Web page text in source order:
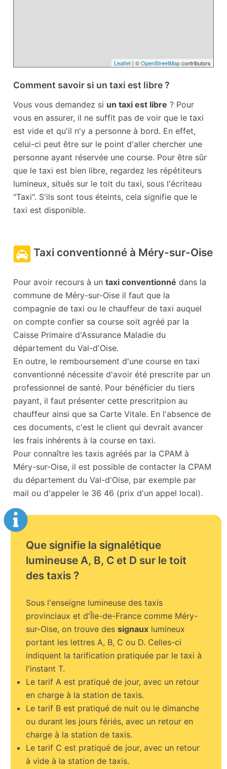
Leaflet| ©OpenStreetMapcontributors
Comment savoir si un taxi est libre ?
Vous vous demandez si un taxi est libre ? Pour
vous en assurer, il ne suffit pas de voir que le taxi
est vide et qu'il n'y a personne à bord. En effet,
celui-ci peut être sur le point d'aller chercher une
personne ayant réservée une course. Pour être sûr
que le taxi est bien libre, regardez les répétiteurs
lumineux, situés sur le toit du taxi, sous l'écriteau
"Taxi". S'ils sont tous éteints, cela signifie que le
taxi est disponible.
Taxi conventionné à Méry-sur-Oise
Pour avoir recours à untaxi conventionné dans la
commune de Méry-sur-Oise il faut que la
compagnie de taxi ou le chauffeur de taxi auquel
on compte confier sa course soit agréé par la
Caisse Primaire d'Assurance Maladie du
département du Val-d'Oise.
En outre, le remboursement d'une course en taxi
conventionné nécessite d'avoir été prescrite par un
professionnel de santé. Pour bénéficier du tiers
payant, il faut présenter cette prescritpion au
chauffeur ainsi que sa Carte Vitale. En l'absence de
ces documents, c'est le client qui devrait avancer
les frais inhérents à la course en taxi.
Pour connaître les taxis agréés par la CPAM à
Méry-sur-Oise, il est possible de contacter la CPAM
du département du Val-d'Oise, par exemple par
mail ou d'appeler le 36 46 (prix d'un appel local).
Que signifie la signalétique
lumineuse A, B, C et D sur le toit
des taxis ?
Sous l'enseigne lumineuse des taxis
provinciaux et d'Île-de-France comme Méry-
sur-Oise, on trouve dessignaux lumineux
portant les lettres A, B, C ou D. Celles-ci
indiquent la tarification pratiquée par le taxi à
l'instant T.
Le tarif A est pratiqué de jour, avec un retour
en charge à la station de taxis.
Le tarif B est pratiqué de nuit ou le dimanche
ou durant les jours fériés, avec un retour en
charge à la station de taxis.
Le tarif C est pratiqué de jour, avec un retour
à vide à la station de taxis.